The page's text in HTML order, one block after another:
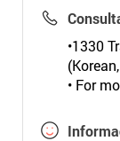
•1330
• For